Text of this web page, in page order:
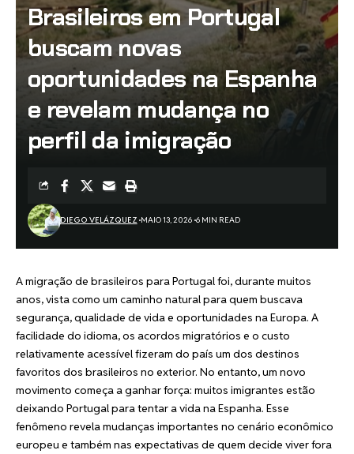
Brasileiros em Portugal
buscam novas
oportunidades na Espanha
e revelam mudança no
perfil da imigração
DIEGO VELÁZQUEZ MAIO 13, 2026 6 MIN READ
A migração de brasileiros para Portugal foi, durante muitos
anos, vista como um caminho natural para quem buscava
segurança, qualidade de vida e oportunidades na Europa. A
facilidade do idioma, os acordos migratórios e o custo
relativamente acessível fizeram do país um dos destinos
favoritos dos brasileiros no exterior. No entanto, um novo
movimento começa a ganhar força: muitos imigrantes estão
deixando Portugal para tentar a vida na Espanha. Esse
fenômeno revela mudanças importantes no cenário econômico
europeu e também nas expectativas de quem decide viver fora